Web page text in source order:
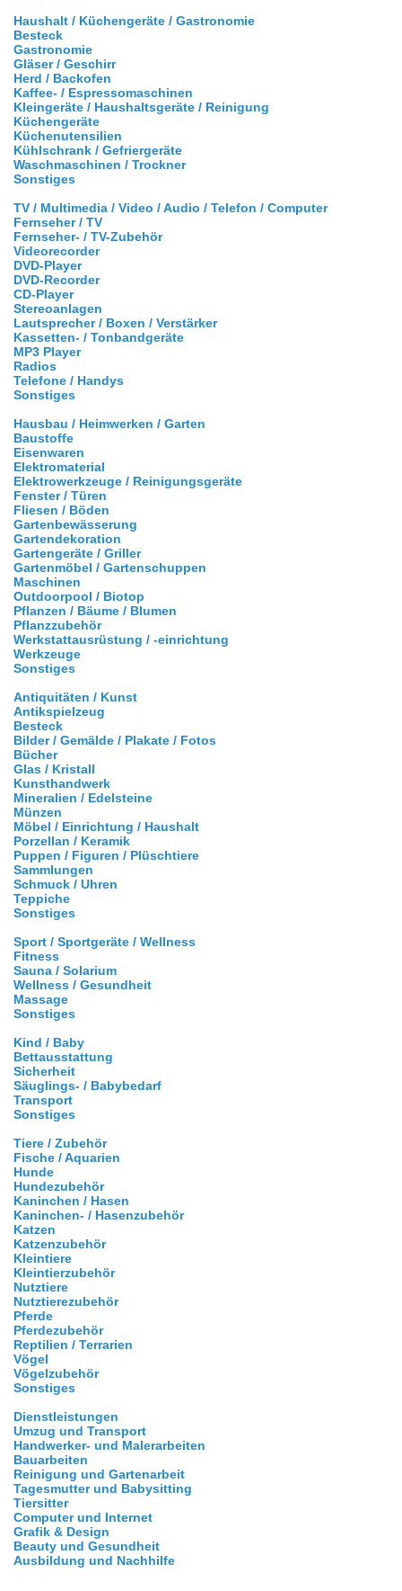
Haushalt / Küchengeräte / Gastronomie
Besteck
Gastronomie
Gläser / Geschirr
Herd / Backofen
Kaffee- / Espressomaschinen
Kleingeräte / Haushaltsgeräte / Reinigung
Küchengeräte
Küchenutensilien
Kühlschrank / Gefriergeräte
Waschmaschinen / Trockner
Sonstiges
TV / Multimedia / Video / Audio / Telefon / Computer
Fernseher / TV
Fernseher- / TV-Zubehör
Videorecorder
DVD-Player
DVD-Recorder
CD-Player
Stereoanlagen
Lautsprecher / Boxen / Verstärker
Kassetten- / Tonbandgeräte
MP3 Player
Radios
Telefone / Handys
Sonstiges
Hausbau / Heimwerken / Garten
Baustoffe
Eisenwaren
Elektromaterial
Elektrowerkzeuge / Reinigungsgeräte
Fenster / Türen
Fliesen / Böden
Gartenbewässerung
Gartendekoration
Gartengeräte / Griller
Gartenmöbel / Gartenschuppen
Maschinen
Outdoorpool / Biotop
Pflanzen / Bäume / Blumen
Pflanzzubehör
Werkstattausrüstung / -einrichtung
Werkzeuge
Sonstiges
Antiquitäten / Kunst
Antikspielzeug
Besteck
Bilder / Gemälde / Plakate / Fotos
Bücher
Glas / Kristall
Kunsthandwerk
Mineralien / Edelsteine
Münzen
Möbel / Einrichtung / Haushalt
Porzellan / Keramik
Puppen / Figuren / Plüschtiere
Sammlungen
Schmuck / Uhren
Teppiche
Sonstiges
Sport / Sportgeräte / Wellness
Fitness
Sauna / Solarium
Wellness / Gesundheit
Massage
Sonstiges
Kind / Baby
Bettausstattung
Sicherheit
Säuglings- / Babybedarf
Transport
Sonstiges
Tiere / Zubehör
Fische / Aquarien
Hunde
Hundezubehör
Kaninchen / Hasen
Kaninchen- / Hasenzubehör
Katzen
Katzenzubehör
Kleintiere
Kleintierzubehör
Nutztiere
Nutztierezubehör
Pferde
Pferdezubehör
Reptilien / Terrarien
Vögel
Vögelzubehör
Sonstiges
Dienstleistungen
Umzug und Transport
Handwerker- und Malerarbeiten
Bauarbeiten
Reinigung und Gartenarbeit
Tagesmutter und Babysitting
Tiersitter
Computer und Internet
Grafik & Design
Beauty und Gesundheit
Ausbildung und Nachhilfe